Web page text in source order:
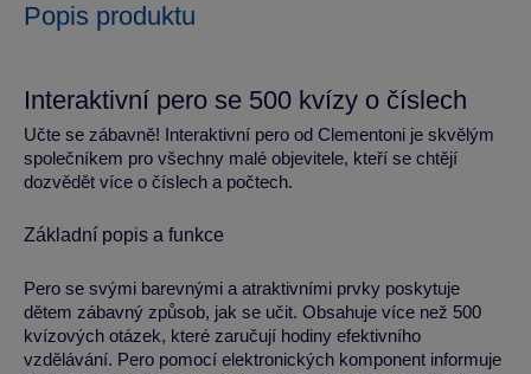
Popis produktu
Interaktivní pero se 500 kvízy o číslech
Učte se zábavně! Interaktivní pero od Clementoni je skvělým
společníkem pro všechny malé objevitele, kteří se chtějí
dozvědět více o číslech a počtech.
Základní popis a funkce
Pero se svými barevnými a atraktivními prvky poskytuje
dětem zábavný způsob, jak se učit. Obsahuje více než 500
kvízových otázek, které zaručují hodiny efektivního
vzdělávání. Pero pomocí elektronických komponent informuje